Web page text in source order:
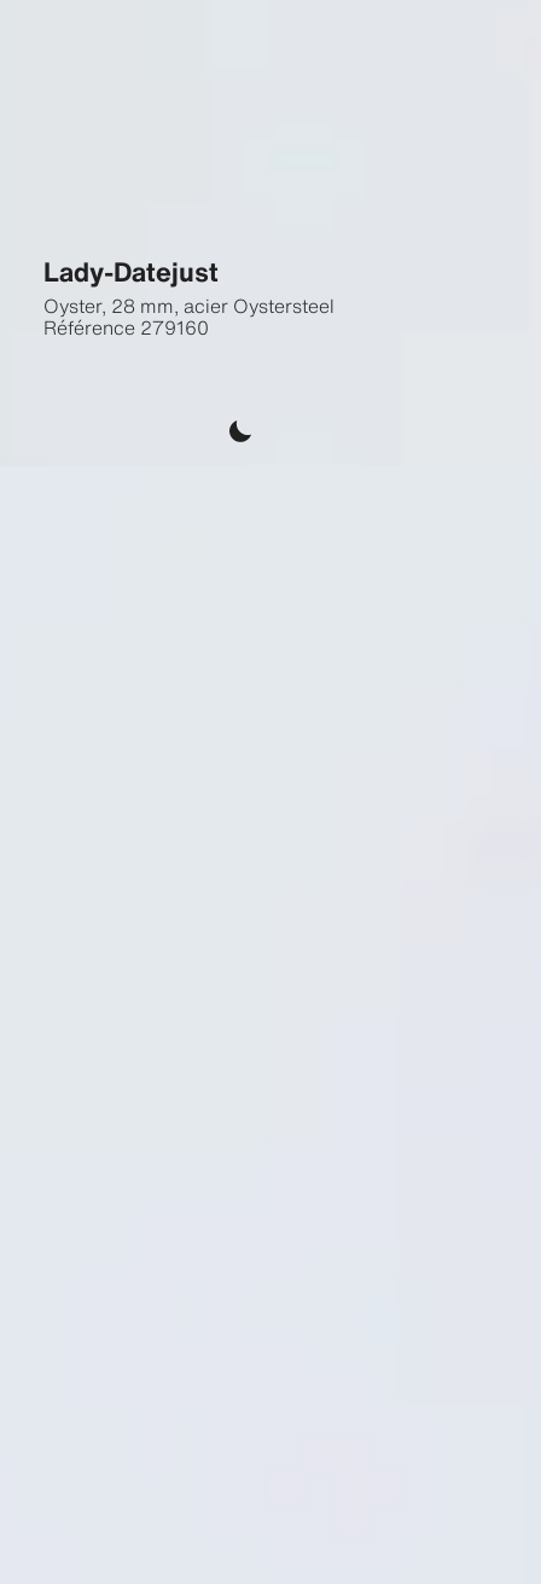
Lady-Datejust
Oyster, 28 mm, acier Oystersteel
Référence 279160